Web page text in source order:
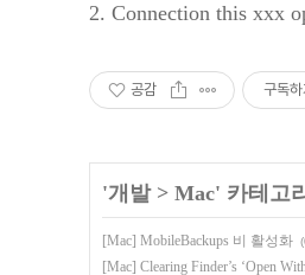
2. Connection this xxx
공감 구독하
'개발> Mac' 카테고
[Mac] MobileBackups 비 활성화
[Mac] Clearing Finder’s ‘Open